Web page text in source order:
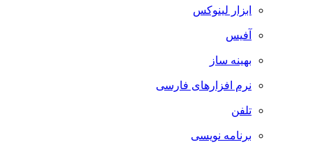
ابزار لینوکس
آفیس
بهینه ساز
نرم افزارهای فارسی
تلفن
برنامه نویسی